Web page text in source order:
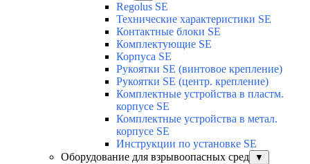
Regolus SE
Технические характеристики SE
Контактные блоки SE
Комплектующие SЕ
Корпуса SE
Рукоятки SE (винтовое крепление)
Рукоятки SE (центр. крепление)
Комплектные устройства в пластм.
корпусе SE
Комплектные устройства в метал.
корпусе SE
Инструкции по установке SE
Оборудование для взрывоопасных сред
▼